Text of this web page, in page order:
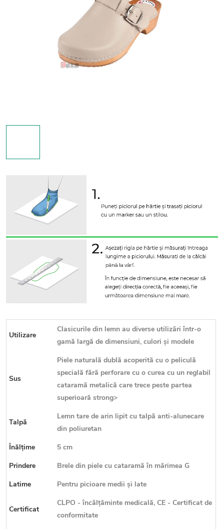
Utilizare
Clasicurile din lemn au diverse utilizări într-o
gamă largă de dimensiuni, culori și modele
Sus
Piele naturală dublă acoperită cu o peliculă
specială fără perforare cu o curea cu un reglabil
cataramă metalică care trece peste partea
superioară strong>
Talpă
Lemn tare de arin lipit cu talpă anti-alunecare
din poliuretan
Înălțime
5 cm
Prindere
Brele din piele cu cataramă în mărimea G
Latime
Pentru picioare medii și late
Certificat
CLPO - încălțăminte medicală, CE - Certificat de
conformitate